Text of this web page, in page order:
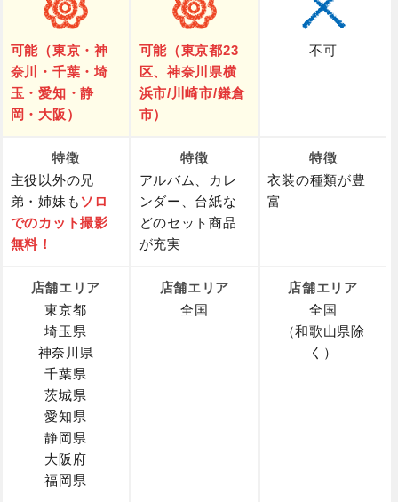
可能（東京・神
奈川・千葉・埼
玉・愛知・静
岡・大阪）
可能（東京都23
区、神奈川県横
浜市/川崎市/鎌倉
市）
不可
特徴
主役以外の兄
弟・姉妹も ソロ
でのカット撮影
無料！
特徴
アルバム、カレ
ンダー、台紙な
どのセット商品
が充実
特徴
衣装の種類が豊
富
店舗エリア
東京都
埼玉県
神奈川県
千葉県
茨城県
愛知県
静岡県
大阪府
福岡県
店舗エリア
全国
店舗エリア
全国
（和歌山県除
く）